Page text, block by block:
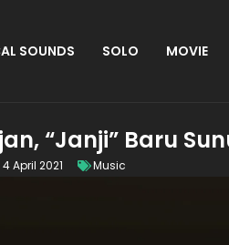
SOUNDS SOLO MOVIE
“Janji” Baru
4 April 2021 Music